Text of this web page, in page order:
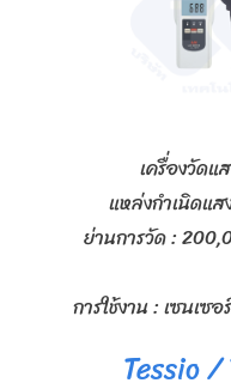
เครื่องวัดแ
แหล่งกำเนิดแส
ย่านการวัด :
การใช้งาน : เซนเซ
Tessio